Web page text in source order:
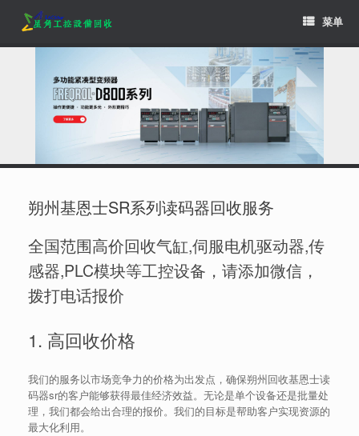
content
菜单
朔州基恩士SR系列读码器回收服务
全国范围高价回收气缸,伺服电机驱动器,传
感器,PLC模块等工控设备，请添加微信，
拨打电话报价
1. 高回收价格
我们的服务以市场竞争力的价格为出发点，确保朔州回收基恩士读
码器sr的客户能够获得最佳经济效益。无论是单个设备还是批量处
理，我们都会给出合理的报价。我们的目标是帮助客户实现资源的
最大化利用。